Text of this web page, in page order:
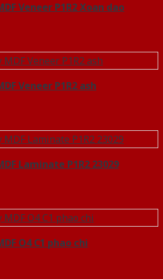
Veneer P1R2 Xoan dao
Veneer P1R2 ash
Laminate P1R2 23029
O4 C1 phao chi